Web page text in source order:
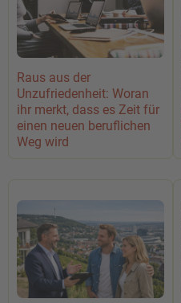
Raus aus der
Unzufriedenheit: Woran
ihr merkt, dass es Zeit für
einen neuen beruflichen
Weg wird